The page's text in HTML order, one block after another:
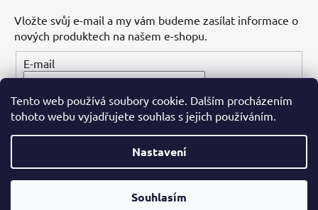
Tento web používá soubory cookie. Dalším procházením
tohoto webu vyjadřujete souhlas s jejich používáním.
Nastavení
Souhlasím
Vložte svůj e-mail a my vám budeme zasílat informace o
nových produktech na našem e-shopu.
E-mail
PŘIHLÁSIT SE
Vytvořil Shoptet
Dental-ordinace.cz